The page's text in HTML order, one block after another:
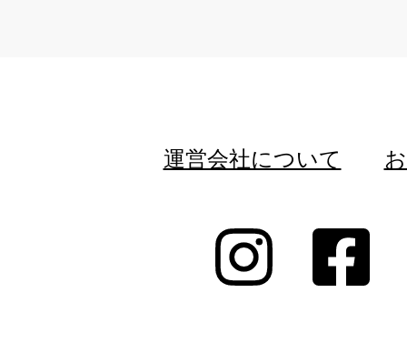
運営会社について